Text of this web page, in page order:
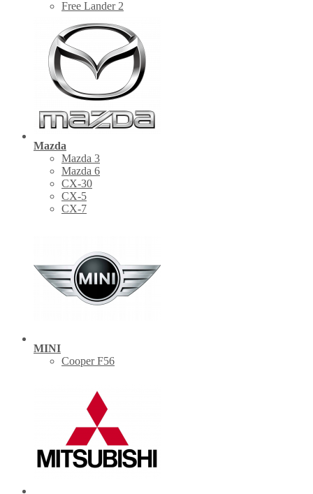
Free Lander 2
Mazda
Mazda 3
Mazda 6
CX-30
СХ-5
CX-7
MINI
Cooper F56